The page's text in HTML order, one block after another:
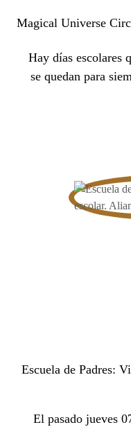
Magical Universe
Hay días escolares
se quedan para
Escuela de Padres:
El pasado jueves